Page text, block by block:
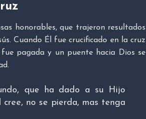
honorables, que trajeron resultados
Cuando Él fue crucificado en la cruz
fue pagada y un puente hacia Dios se
que ha dado a su Hijo
no se pierda, mas tenga